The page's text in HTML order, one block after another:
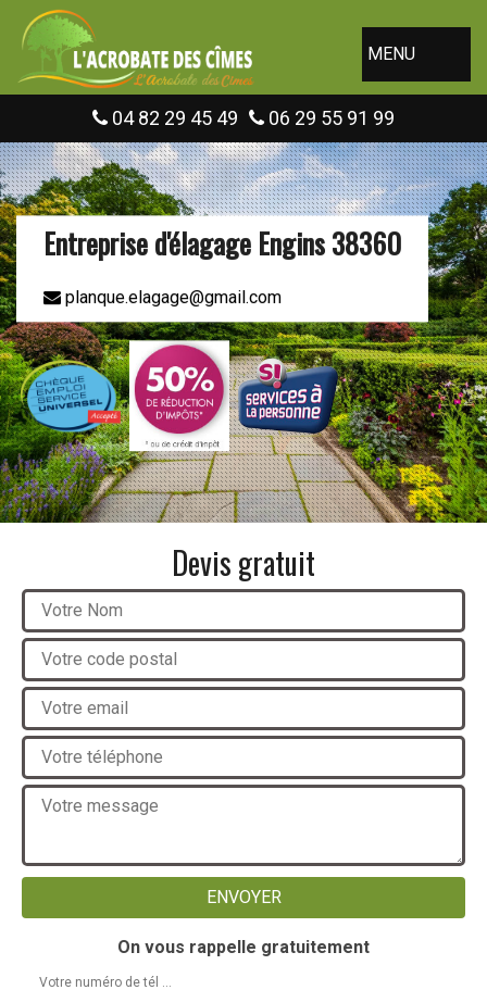
MENU
04 82 29 45 49 06 29 55 91 99
Entreprise d'élagage Engins 38360
planque.elagage@gmail.com
Devis gratuit
On vous rappelle gratuitement